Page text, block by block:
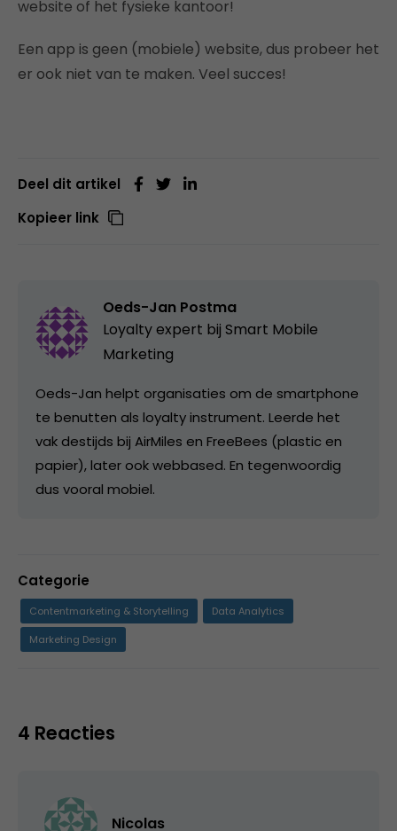
website of het fysieke kantoor!
Een app is geen (mobiele) website, dus probeer het
er ook niet van te maken. Veel succes!
Deel dit artikel
Kopieer link
Oeds-Jan Postma
Loyalty expert bij Smart Mobile
Marketing
Oeds-Jan helpt organisaties om de smartphone
te benutten als loyalty instrument. Leerde het
vak destijds bij AirMiles en FreeBees (plastic en
papier), later ook webbased. En tegenwoordig
dus vooral mobiel.
Categorie
Contentmarketing & Storytelling
Data Analytics
Marketing Design
4 Reacties
Nicolas